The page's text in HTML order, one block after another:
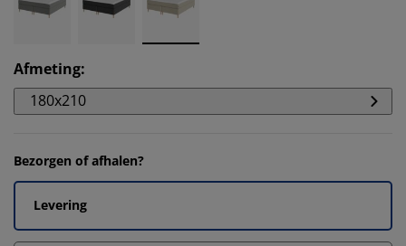
Afmeting:
180x210
Bezorgen of afhalen?
Levering